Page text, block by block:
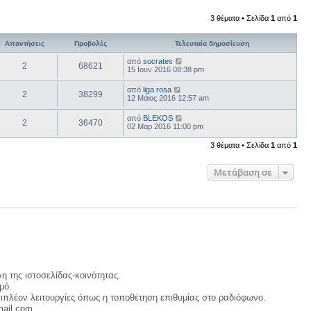
α
δ
η
μ
ε
η
3 θέματα • Σελίδα 1 από 1
Απαντήσεις Προβολές Τελευταία δημοσίευση
2 68621 από socrates
15 Ιουν 2016 08:38 pm
2 38299 από liga rosa
12 Μάιος 2016 12:57 am
2 36470 από BLEKOS
02 Μαρ 2016 11:00 pm
3 θέματα • Σελίδα 1 από 1
Μετάβαση σε
ιστοσελίδας-κοινότητας.
λειτουργίες όπως η τοποθέτηση επιθυμίας στο ραδιόφωνο.